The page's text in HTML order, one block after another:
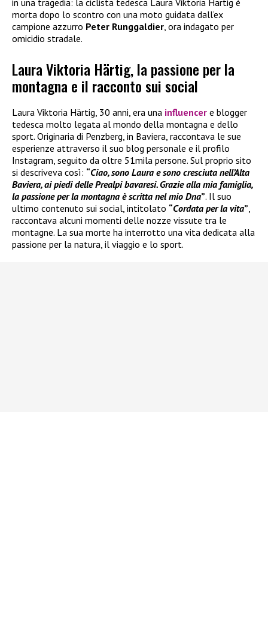
in una tragedia: la ciclista tedesca Laura Viktoria Härtig è
morta dopo lo scontro con una moto guidata dall’ex
campione azzurro Peter Runggaldier, ora indagato per
omicidio stradale.
Laura Viktoria Härtig, la passione per la
montagna e il racconto sui social
Laura Viktoria Härtig, 30 anni, era una influencer e blogger
tedesca molto legata al mondo della montagna e dello
sport. Originaria di Penzberg, in Baviera, raccontava le sue
esperienze attraverso il suo blog personale e il profilo
Instagram, seguito da oltre 51mila persone. Sul proprio sito
si descriveva così: “Ciao, sono Laura e sono cresciuta nell’Alta
Baviera, ai piedi delle Prealpi bavaresi. Grazie alla mia famiglia,
la passione per la montagna è scritta nel mio Dna”. Il suo
ultimo contenuto sui social, intitolato “Cordata per la vita”
raccontava alcuni momenti delle nozze vissute tra le
montagne. La sua morte ha interrotto una vita dedicata alla
passione per la natura, il viaggio e lo sport.